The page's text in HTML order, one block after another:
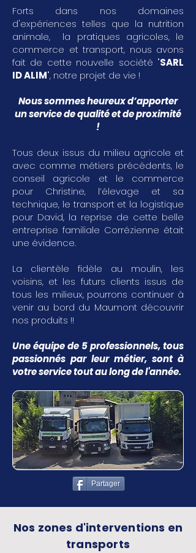
Forts dans nos domaines
d'expériences telles que la nutrition
animale, la pratiques agricoles, le
commerce et transport, nous avons
fait de cette nouvelle société "SARL
ID ALIM", notre projet de vie !
Nous sommes heureux d’apporter
un service de qualité et de proximité
!
Tous deux issus du milieu agricole et
avec comme métiers précédents, le
conseil agricole et le commerce
pour Christine, l’élevage et sa
technique, le transport et la logistique
pour David, la reprise de cette belle
entreprise familiale Corrézienne était
une évidence.
La clientèle fidèle au moulin, les
voisins, et les futurs clients issus de
tous les milieux, pourrons continuer à
venir au bord du Maumont découvrir
nos produits !!
Une équipe de 5 professionnels, tous
passionnés par leur métier, sont à
votre service tout au long de l'année.
Partager
Nos zones d'interventions en
transports